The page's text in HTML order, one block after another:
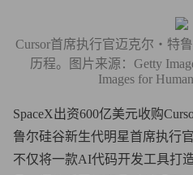
Cursor首席执行官迈克尔・特
历程。图片来源：Getty
Images for
SpaceX出资600亿美元收购
鲁尔硅谷新生代明星首席执行
不仅将一款AI代码开发工具打